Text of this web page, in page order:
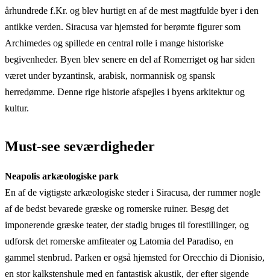
århundrede f.Kr. og blev hurtigt en af de mest magtfulde byer i den
antikke verden. Siracusa var hjemsted for berømte figurer som
Archimedes og spillede en central rolle i mange historiske
begivenheder. Byen blev senere en del af Romerriget og har siden
været under byzantinsk, arabisk, normannisk og spansk
herredømme. Denne rige historie afspejles i byens arkitektur og
kultur.
Must-see seværdigheder
Neapolis arkæologiske park
En af de vigtigste arkæologiske steder i Siracusa, der rummer nogle
af de bedst bevarede græske og romerske ruiner. Besøg det
imponerende græske teater, der stadig bruges til forestillinger, og
udforsk det romerske amfiteater og Latomia del Paradiso, en
gammel stenbrud. Parken er også hjemsted for Orecchio di Dionisio,
en stor kalkstenshule med en fantastisk akustik, der efter sigende